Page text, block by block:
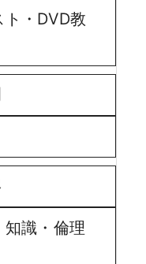
・DVD教
識・倫理